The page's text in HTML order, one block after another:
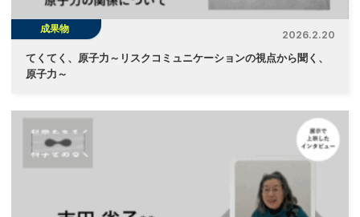
成果物
2026.2.20
てくてく、原子力～リスクコミュニケーションの視点から聞く、
原子力～